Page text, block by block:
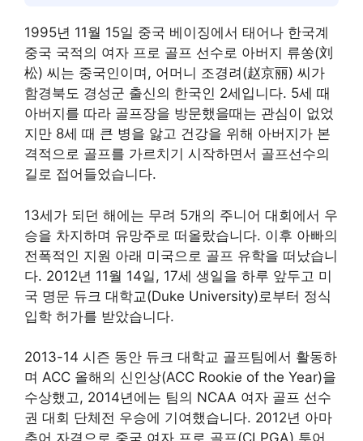
1995년 11월 15일 중국 베이징에서 태어나 한국계
중국 국적의 여자 프로 골프 선수로 아버지 류쏭(刘
松) 씨는 중국인이며, 어머니 조경려(赵京丽) 씨가
함경북도 경성군 출신의 한국인 2세입니다. 5세 때
아버지를 따라 골프장을 방문했을때는 관심이 없었
지만 8세 때 큰 병을 앓고 건강을 위해 아버지가 본
격적으로 골프를 가르치기 시작하면서 골프선수의
길로 접어들었습니다.
13세가 되던 해에는 무려 5개의 주니어 대회에서 우
승을 차지하며 유망주로 떠올랐습니다. 이후 아빠의
전폭적인 지원 아래 미국으로 골프 유학을 떠났습니
다. 2012년 11월 14일, 17세 생일을 하루 앞두고 미
국 명문 듀크 대학교(Duke University)로부터 정식
입학 허가를 받았습니다.
2013-14 시즌 동안 듀크 대학교 골프팀에서 활동하
며 ACC 올해의 신인상(ACC Rookie of the Year)을
수상했고, 2014년에는 팀의 NCAA 여자 골프 선수
권 대회 단체전 우승에 기여했습니다. 2012년 아마
추어 자격으로 중국 여자 프로 골프(CLPGA) 투어